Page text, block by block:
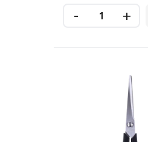
- +